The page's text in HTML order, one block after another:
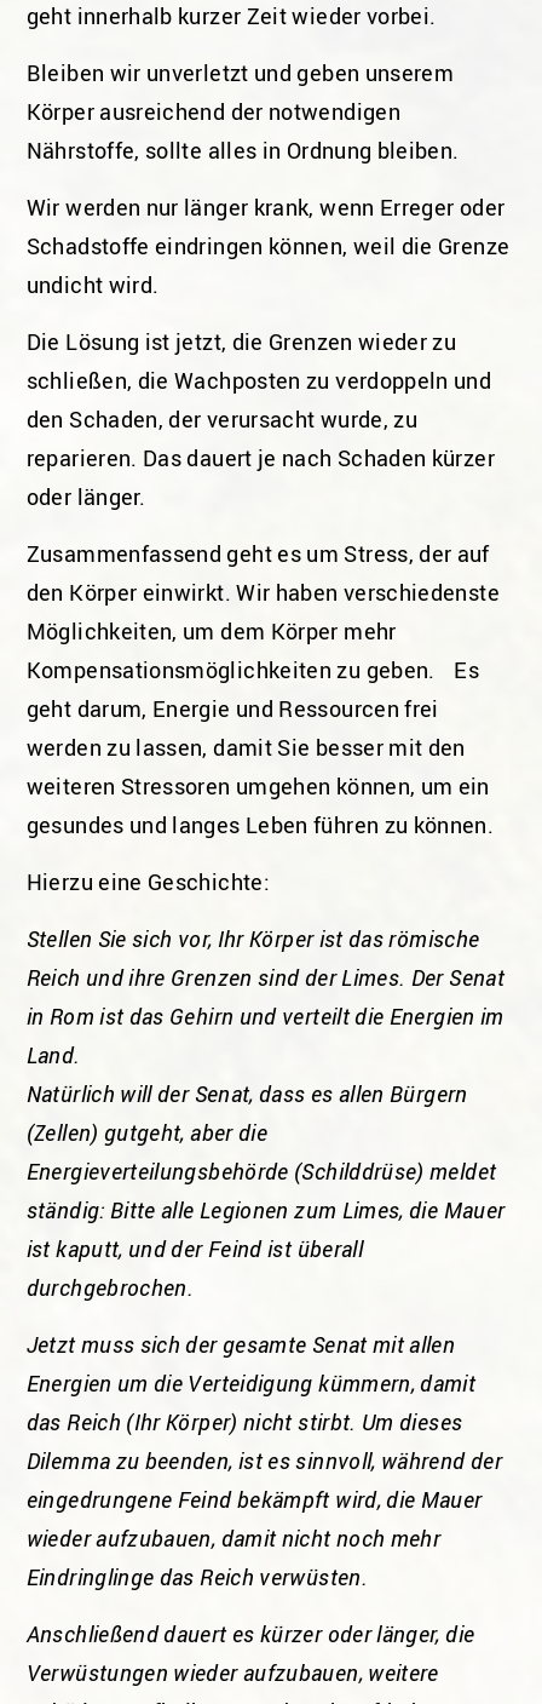
geht innerhalb kurzer Zeit wieder vorbei.
Bleiben wir unverletzt und geben unserem
Körper ausreichend der notwendigen
Nährstoffe, sollte alles in Ordnung bleiben.
Wir werden nur länger krank, wenn Erreger oder
Schadstoffe eindringen können, weil die Grenze
undicht wird.
Die Lösung ist jetzt, die Grenzen wieder zu
schließen, die Wachposten zu verdoppeln und
den Schaden, der verursacht wurde, zu
reparieren. Das dauert je nach Schaden kürzer
oder länger.
Zusammenfassend geht es um Stress, der auf
den Körper einwirkt. Wir haben verschiedenste
Möglichkeiten, um dem Körper mehr
Kompensationsmöglichkeiten zu geben. Es
geht darum, Energie und Ressourcen frei
werden zu lassen, damit Sie besser mit den
weiteren Stressoren umgehen können, um ein
gesundes und langes Leben führen zu können.
Hierzu eine Geschichte:
Stellen Sie sich vor, Ihr Körper ist das römische
Reich und ihre Grenzen sind der Limes. Der Senat
in Rom ist das Gehirn und verteilt die Energien im
Land.
Natürlich will der Senat, dass es allen Bürgern
(Zellen) gutgeht, aber die
Energieverteilungsbehörde (Schilddrüse) meldet
ständig: Bitte alle Legionen zum Limes, die Mauer
ist kaputt, und der Feind ist überall
durchgebrochen.
Jetzt muss sich der gesamte Senat mit allen
Energien um die Verteidigung kümmern, damit
das Reich (Ihr Körper) nicht stirbt. Um dieses
Dilemma zu beenden, ist es sinnvoll, während der
eingedrungene Feind bekämpft wird, die Mauer
wieder aufzubauen, damit nicht noch mehr
Eindringlinge das Reich verwüsten.
Anschließend dauert es kürzer oder länger, die
Verwüstungen wieder aufzubauen, weitere